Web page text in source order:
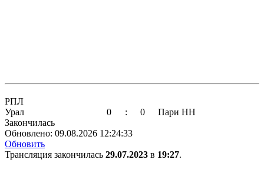
РПЛ
Урал
0 : 0
Пари НН
Закончилась
Обновлено: 09.08.2026 12:24:33
Обновить
Трансляция закончилась 29.07.2023 в 19:27.